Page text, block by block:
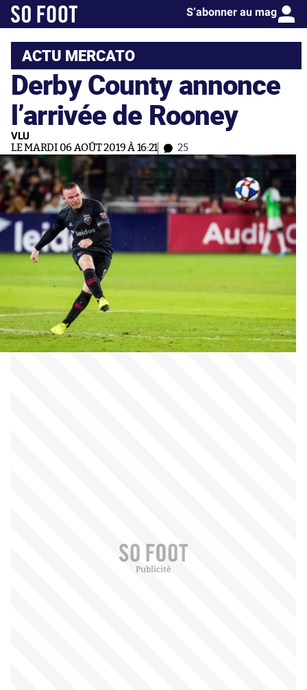
S’abonner au mag
ACTU MERCATO
Derby County annonce
l’arrivée de Rooney
VLU
LE MARDI 06 AOÛT 2019 À 16:21 25